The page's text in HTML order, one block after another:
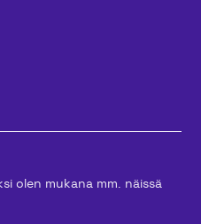
olen mukana mm. näissä